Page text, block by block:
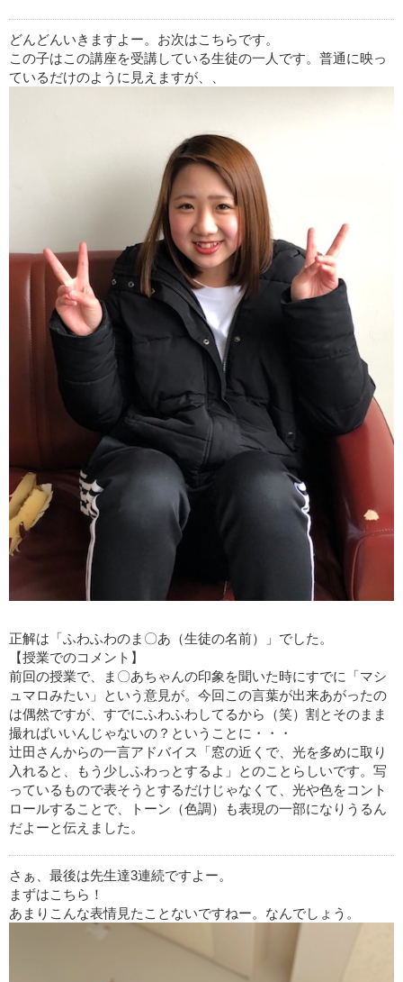
どんどんいきますよー。お次はこちらです。
この子はこの講座を受講している生徒の一人です。普通に映っ
ているだけのように見えますが、、
正解は「ふわふわのま〇あ（生徒の名前）」でした。
【授業でのコメント】
前回の授業で、ま〇あちゃんの印象を聞いた時にすでに「マシ
ュマロみたい」という意見が。今回この言葉が出来あがったの
は偶然ですが、すでにふわふわしてるから（笑）割とそのまま
撮ればいいんじゃないの？ということに・・・
辻田さんからの一言アドバイス「窓の近くで、光を多めに取り
入れると、もう少しふわっとするよ」とのことらしいです。写
っているもので表そうとするだけじゃなくて、光や色をコント
ロールすることで、トーン（色調）も表現の一部になりうるん
だよーと伝えました。
さぁ、最後は先生達3連続ですよー。
まずはこちら！
あまりこんな表情見たことないですねー。なんでしょう。